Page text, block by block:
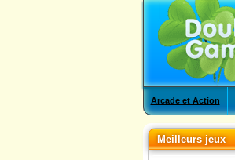
Arcade et Action
Meilleurs jeux